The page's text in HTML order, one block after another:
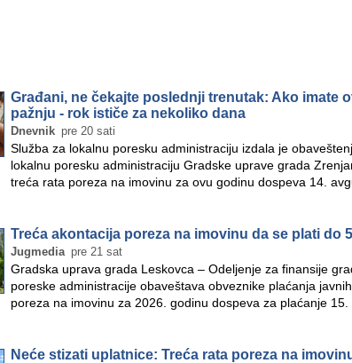
Građani, ne čekajte poslednji trenutak: Ako imate
pažnju - rok ističe za nekoliko dana
Dnevnik pre 20 sati
Služba za lokalnu poresku administraciju izdala je
lokalnu poresku administraciju Gradske uprave grada
treća rata poreza na imovinu za ovu godinu dospeva 14.
Treća akontacija poreza na imovinu da se plati do
Jugmedia pre 21 sat
Gradska uprava grada Leskovca – Odeljenje za finansije
poreske administracije obaveštava obveznike plaćanja
poreza na imovinu za 2026. godinu dospeva za plaćanje
Neće stizati uplatnice: Treća rata poreza na